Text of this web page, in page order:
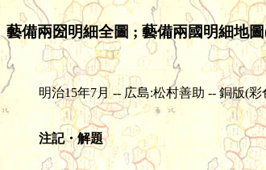
藝備兩圀明細全圖 ; 藝備兩國明細地
明治15年7月 -- 広島:松村善助 -- 銅版(彩
注記・解題